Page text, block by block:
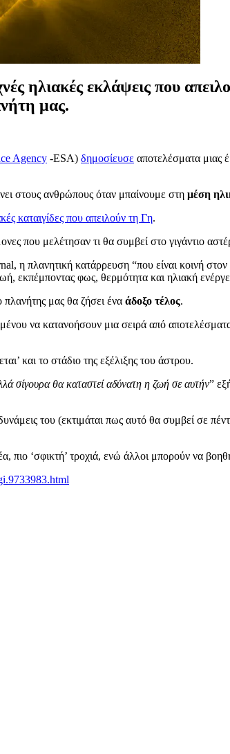
ηλιακές εκλάψεις που
μας.
Agency -ESA) δημοσίευσε αποτελέσματα μιας
στους ανθρώπους όταν μπαίνουμε στη μέση
καταιγίδες που απειλούν τη Γη.
που μελέτησαν τι θα συμβεί στο γιγάντιο
η πλανητική κατάρρευση “που είναι κοινή
εκπέμποντας φως, θερμότητα και ηλιακή
πλανήτης μας θα ζήσει ένα άδοξο τέλος.
να κατανοήσουν μια σειρά από
και το στάδιο της εξέλιξης του άστρου.
σίγουρα θα καταστεί αδύνατη η ζωή σε αυτήν”
του (εκτιμάται πως αυτό θα συμβεί σε
πιο ‘σφικτή’ τροχιά, ενώ άλλοι μπορούν να